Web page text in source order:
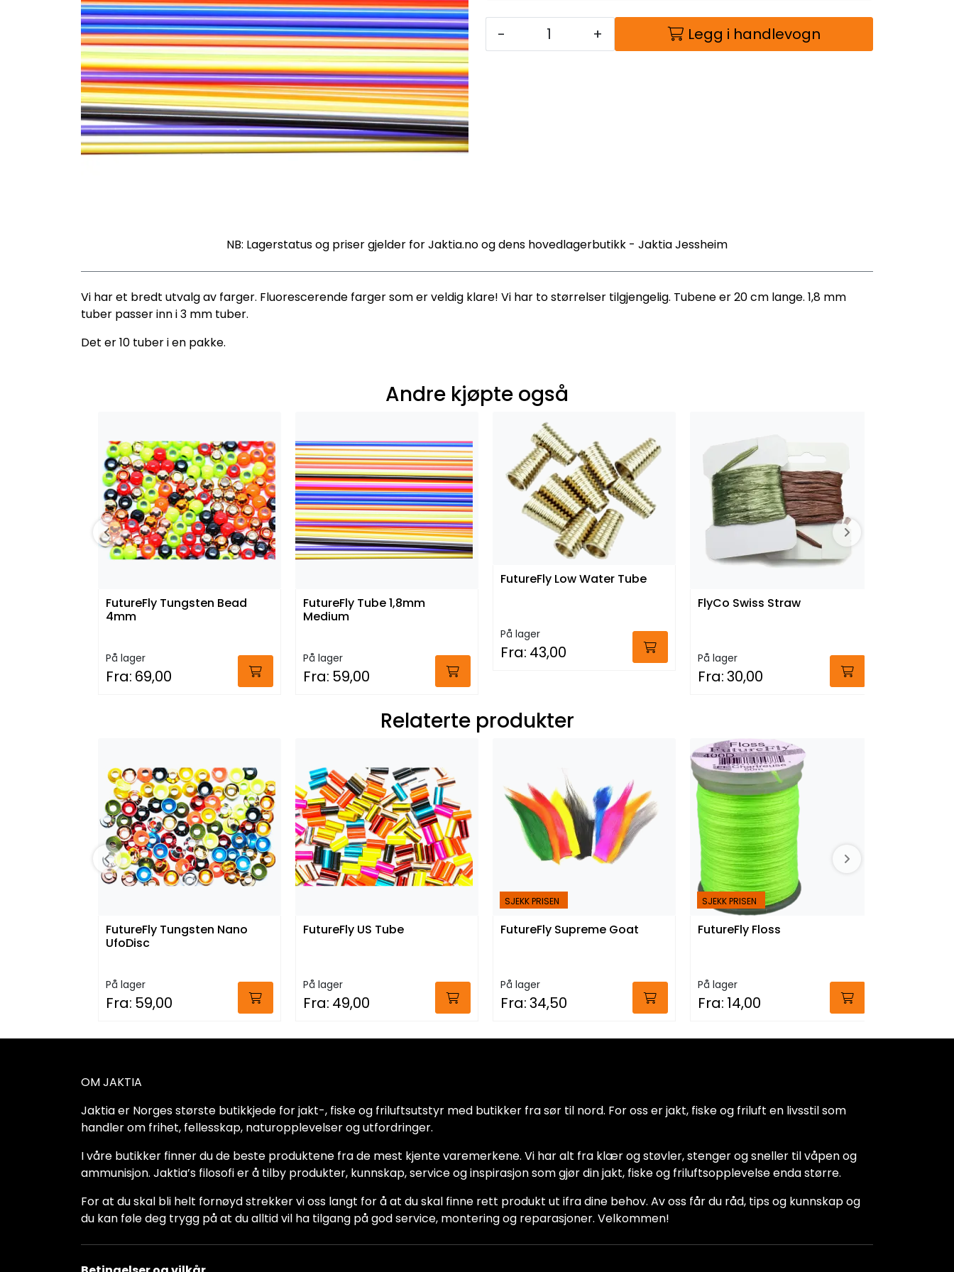
- + Legg i handlevogn
NB: Lagerstatus og priser gjelder for Jaktia.no og dens hovedlagerbutikk - Jaktia Jessheim
Vi har et bredt utvalg av farger. Fluorescerende farger som er veldig klare! Vi har to størrelser tilgjengelig. Tubene er 20 cm lange. 1,8 mm
tuber passer inn i 3 mm tuber.
Det er 10 tuber i en pakke.
Andre kjøpte også
FutureFly Tungsten Bead
4mm
På lager
Fra: 69,00
FutureFly Tube 1,8mm
Medium
På lager
Fra: 59,00
FutureFly Low Water Tube
På lager
Fra: 43,00
FlyCo Swiss Straw
På lager
Fra:30,00
Relaterte produkter
FutureFly Tungsten Nano
UfoDisc
På lager
Fra: 59,00
FutureFly US Tube
På lager
Fra: 49,00
SJEKK PRISEN
FutureFly Supreme Goat
På lager
Fra:34,50
SJEKK PRISEN
FutureFly Floss
På lager
Fra: 14,00
OM JAKTIA
Jaktia er Norges største butikkjede for jakt-, fiske og friluftsutstyr med butikker fra sør til nord. For oss er jakt, fiske og friluft en livsstil som
handler om frihet, fellesskap, naturopplevelser og utfordringer.
I våre butikker finner du de beste produktene fra de mest kjente varemerkene. Vi har alt fra klær og støvler, stenger og sneller til våpen og
ammunisjon. Jaktia’s filosofi er å tilby produkter, kunnskap, service og inspirasjon som gjør din jakt, fiske og friluftsopplevelse enda større.
For at du skal bli helt fornøyd strekker vi oss langt for å at du skal finne rett produkt ut ifra dine behov. Av oss får du råd, tips og kunnskap og
du kan føle deg trygg på at du alltid vil ha tilgang på god service, montering og reparasjoner. Velkommen!